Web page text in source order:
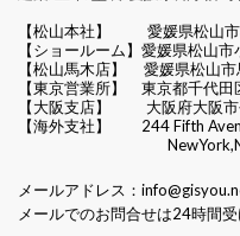
【松山本社】
愛媛県松山
【ショールーム】愛媛県松山
【松山馬木店】 愛媛県松山
【東京営業所】 東京都千代田
【大阪支店】 大阪府大阪市
【海外支社】 244 Fifth
メールアドレス：
メールでのお問合せは24時間受